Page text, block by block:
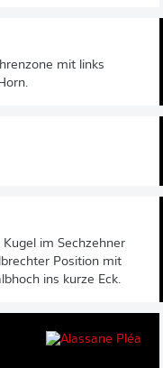
mit links
im Sechzehner
Position mit
ins kurze Eck.